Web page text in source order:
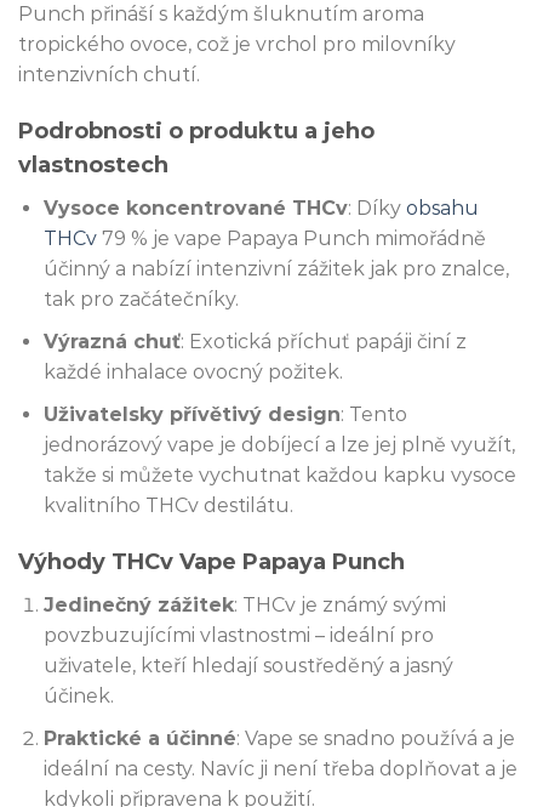
Punch přináší s každým šluknutím aroma
tropického ovoce, což je vrchol pro milovníky
intenzivních chutí.
Podrobnosti o produktu a jeho
vlastnostech
Vysoce koncentrované THCv: Díky obsahu
THCv79 % je vape Papaya Punch mimořádně
účinný a nabízí intenzivní zážitek jak pro znalce,
tak pro začátečníky.
Výrazná chuť: Exotická příchuť papáji činí z
každé inhalace ovocný požitek.
Uživatelsky přívětivý design: Tento
jednorázový vape je dobíjecí a lze jej plně využít,
takže si můžete vychutnat každou kapku vysoce
kvalitního THCv destilátu.
Výhody THCv Vape Papaya Punch
Jedinečný zážitek: THCv je známý svými
povzbuzujícími vlastnostmi – ideální pro
uživatele, kteří hledají soustředěný a jasný
účinek.
Praktické a účinné: Vape se snadno používá a je
ideální na cesty. Navíc ji není třeba doplňovat a je
kdykoli připravena k použití.